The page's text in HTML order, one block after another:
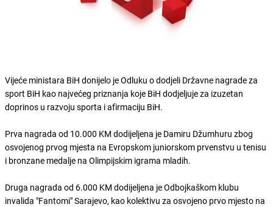
Vijeće ministara BiH donijelo je Odluku o dodjeli Državne nagrade za
sport BiH kao najvećeg priznanja koje BiH dodjeljuje za izuzetan
doprinos u razvoju sporta i afirmaciju BiH.
Prva nagrada od 10.000 KM dodijeljena je Damiru Džumhuru zbog
osvojenog prvog mjesta na Evropskom juniorskom prvenstvu u tenisu
i bronzane medalje na Olimpijskim igrama mladih.
Druga nagrada od 6.000 KM dodijeljena je Odbojkaškom klubu
invalida "Fantomi" Sarajevo, kao kolektivu za osvojeno prvo mjesto na